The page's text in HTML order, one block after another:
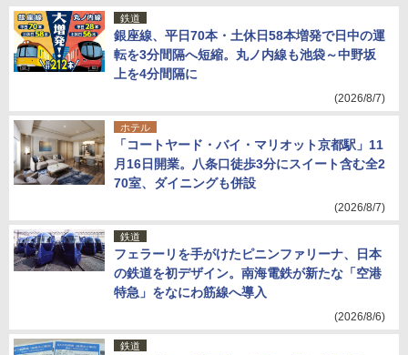
鉄道
銀座線、平日70本・土休日58本増発で日中の運
転を3分間隔へ短縮。丸ノ内線も池袋～中野坂
上を4分間隔に
(2026/8/7)
ホテル
「コートヤード・バイ・マリオット京都駅」11
月16日開業。八条口徒歩3分にスイート含む全2
70室、ダイニングも併設
(2026/8/7)
鉄道
フェラーリを手がけたピニンファリーナ、日本
の鉄道を初デザイン。南海電鉄が新たな「空港
特急」をなにわ筋線へ導入
(2026/8/6)
鉄道